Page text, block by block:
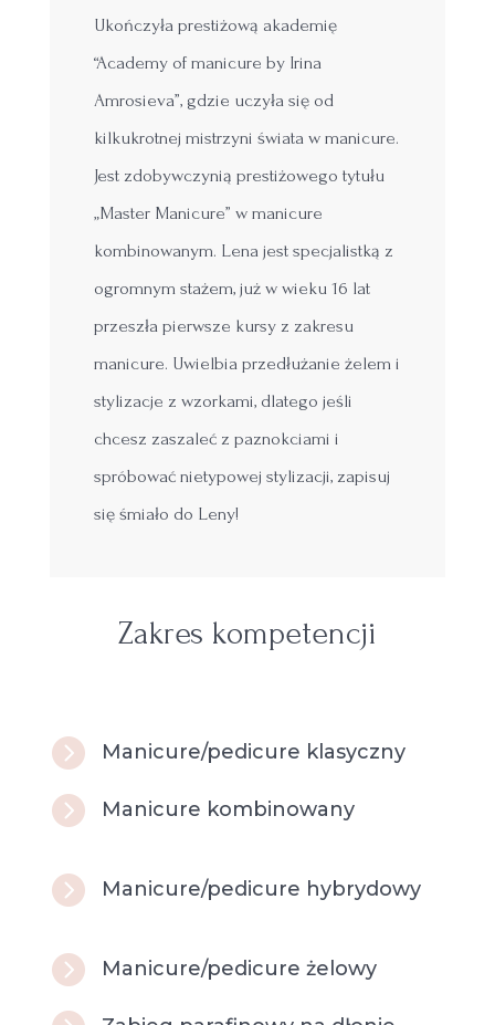
Ukończyła prestiżową akademię
“Academy of manicure by Irina
Amrosieva”, gdzie uczyła się od
kilkukrotnej mistrzyni świata w manicure.
Jest zdobywczynią prestiżowego tytułu
„Master Manicure” w manicure
kombinowanym. Lena jest specjalistką z
ogromnym stażem, już w wieku 16 lat
przeszła pierwsze kursy z zakresu
manicure. Uwielbia przedłużanie żelem i
stylizacje z wzorkami, dlatego jeśli
chcesz zaszaleć z paznokciami i
spróbować nietypowej stylizacji, zapisuj
się śmiało do Leny!
Zakres kompetencji
 Manicure/pedicure klasyczny
 Manicure kombinowany
 Manicure/pedicure hybrydowy
 Manicure/pedicure żelowy